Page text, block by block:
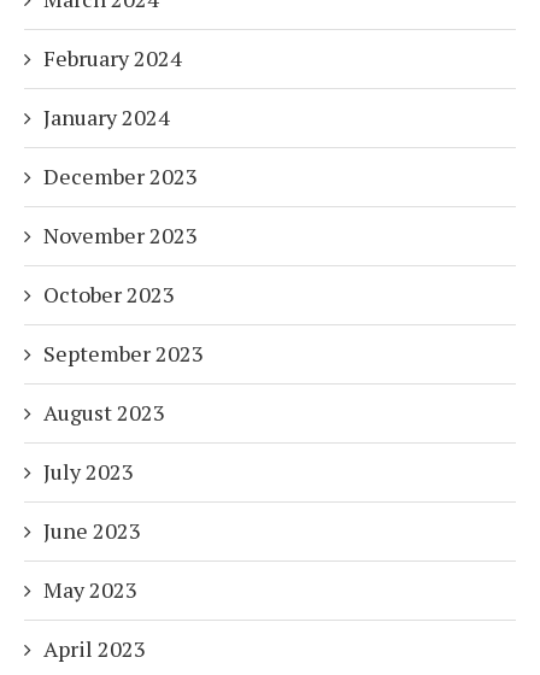
February 2024
January 2024
December 2023
November 2023
October 2023
September 2023
August 2023
July 2023
June 2023
May 2023
April 2023